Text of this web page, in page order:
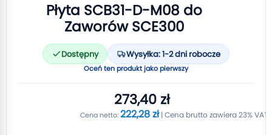
Płyta SCB31-D-M08 do
Zaworów SCE300
Dostępny Wysyłka: 1-2 dni robocze
Oceń ten produkt jako pierwszy
273,40 zł
222,28 zł